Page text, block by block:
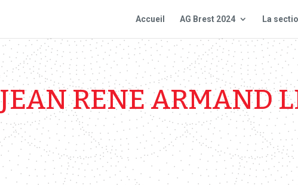
Accueil AG Brest 2024 La
JEAN RENE ARMAND